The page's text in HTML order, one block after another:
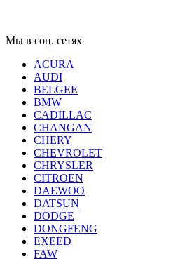
Мы в соц. сетях
ACURA
AUDI
BELGEE
BMW
CADILLAC
CHANGAN
CHERY
CHEVROLET
CHRYSLER
CITROEN
DAEWOO
DATSUN
DODGE
DONGFENG
EXEED
FAW